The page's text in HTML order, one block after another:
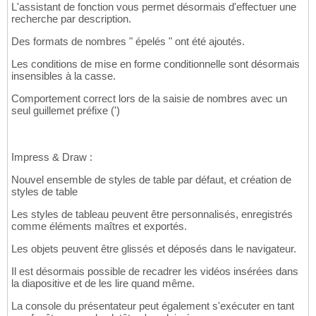
L'assistant de fonction vous permet désormais d'effectuer une
recherche par description.
Des formats de nombres " épelés " ont été ajoutés.
Les conditions de mise en forme conditionnelle sont désormais
insensibles à la casse.
Comportement correct lors de la saisie de nombres avec un
seul guillemet préfixe (')
Impress & Draw :
Nouvel ensemble de styles de table par défaut, et création de
styles de table
Les styles de tableau peuvent être personnalisés, enregistrés
comme éléments maîtres et exportés.
Les objets peuvent être glissés et déposés dans le navigateur.
Il est désormais possible de recadrer les vidéos insérées dans
la diapositive et de les lire quand même.
La console du présentateur peut également s'exécuter en tant